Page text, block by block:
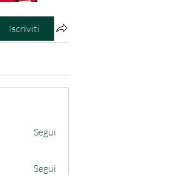
Iscriviti
Segui
Segui